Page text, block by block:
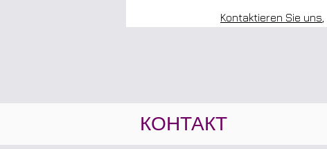
Kontaktieren Sie uns
КОНТАКТ